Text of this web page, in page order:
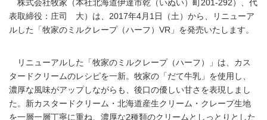
株式会社牧家（本社北海道伊達市乾（いぬい）町201-292）、代
表取締役：庄司 大）は、2017年4月1日（土）から、リニューア
ルした「牧家のミルクレープ（ハーフ）VR」を発売いたします。
リニューアルした「牧家のミルクレープ（ハーフ）」は、カス
タードクリームのレシピを一新。牧家の「だて牛乳」を使用し、
濃厚な風味がアップしながらも、後口の優しい甘さを表現しまし
た。新カスタードクリーム・北海道産生クリーム・クレープ生地
を一層一層丁寧に重ね、濃厚な2種類のクリームとしっとりとした